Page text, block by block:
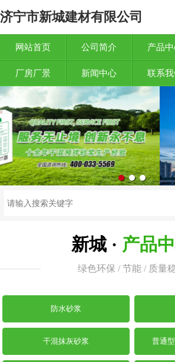
济宁市新城建材有限公司
网站首页 公司简介 产品
厂房厂景 新闻中心 联系我
新城 · 产品
绿色环保 / 节能 / 质量
防水砂浆
干混抹灰砂浆 普通